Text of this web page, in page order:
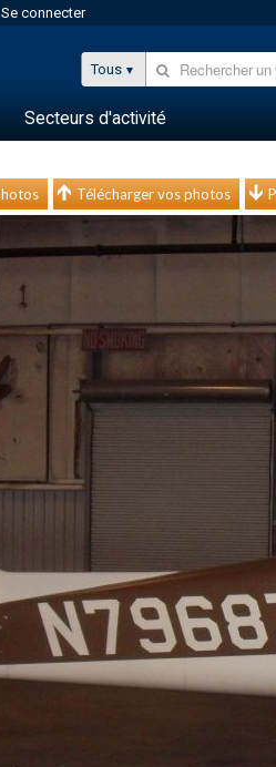
Se connecter
Tous
Secteurs d'activité
Télécharger vos photos